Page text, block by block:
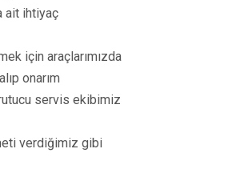
ait ihtiyaç
için araçlarımızda
onarım
servis ekibimiz
verdiğimiz gibi